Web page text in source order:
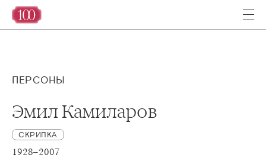
ПЕРСОНЫ
Эмил Камиларов
СКРИПКА
1928–2007